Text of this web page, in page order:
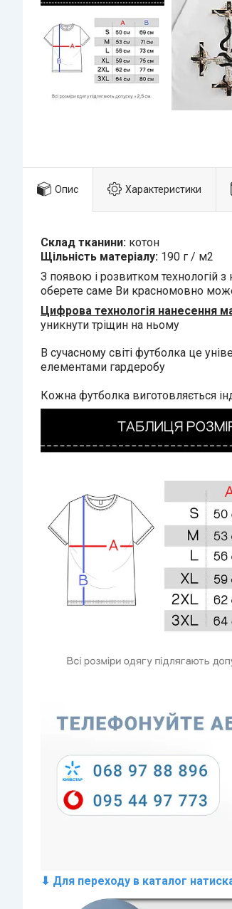
Опис Характеристики
Склад тканини: котон
Щільність матеріалу: 190 г / м2
З появою і розвитком технологій
оберете саме Ви красномовно може
Цифрова технологія нанесення
уникнути тріщин на ньому
В сучасному світі футболка це
елементами гардеробу
Кожна футболка виготовляється
⬇ Для переходу в каталог